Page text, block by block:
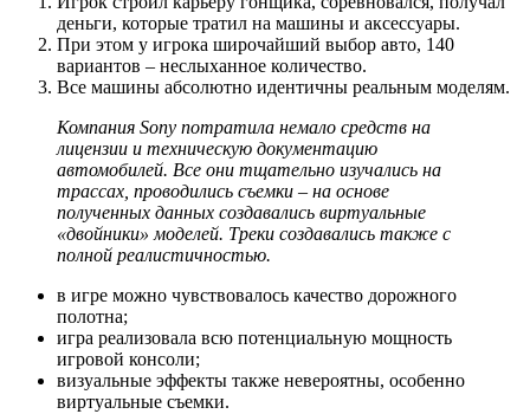
деньги, которые тратил на машины и аксессуары.
При этом у игрока широчайший выбор авто, 140
вариантов – неслыханное количество.
Все машины абсолютно идентичны реальным моделям.
Компания Sony потратила немало средств на
лицензии и техническую документацию
автомобилей. Все они тщательно изучались на
трассах, проводились съемки – на основе
полученных данных создавались виртуальные
«двойники» моделей. Треки создавались также с
полной реалистичностью.
в игре можно чувствовалось качество дорожного
полотна;
игра реализовала всю потенциальную мощность
игровой консоли;
визуальные эффекты также невероятны, особенно
виртуальные съемки.